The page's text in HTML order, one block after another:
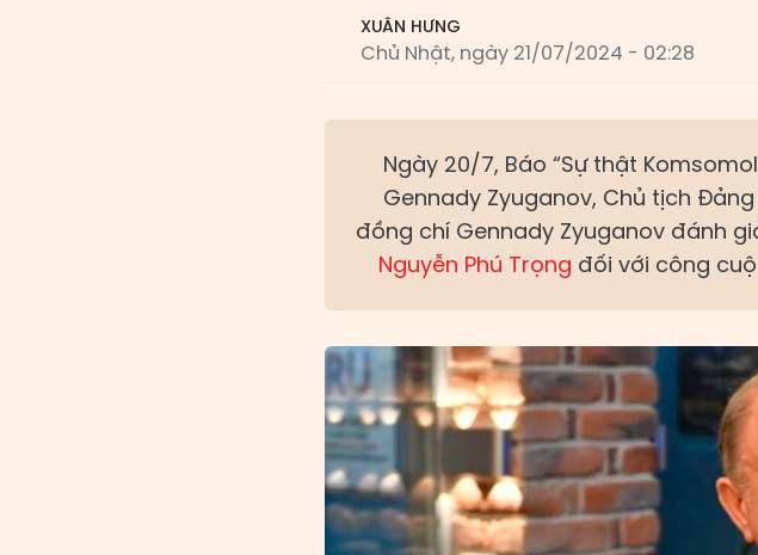
XUÂN HƯNG
Chủ Nhật, ngày 21/07/2024 - 02:28
Ngày 20/7, Báo “Sự thật
Gennady Zyuganov, Chủ tịch
đồng chí Gennady Zyuganov đánh
Nguyễn Phú Trọng đối với công